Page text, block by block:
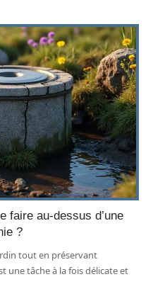
faire au-dessus d’une
?
tout en préservant
une tâche à la fois délicate et